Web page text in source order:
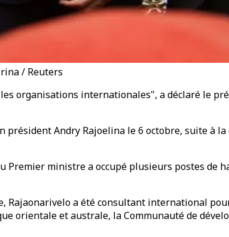
/ Reuters
organisations internationales", a déclaré le
président Andry Rajoelina le 6 octobre, suite à
Premier ministre a occupé plusieurs postes de
Rajaonarivelo a été consultant international
orientale et australe, la Communauté de